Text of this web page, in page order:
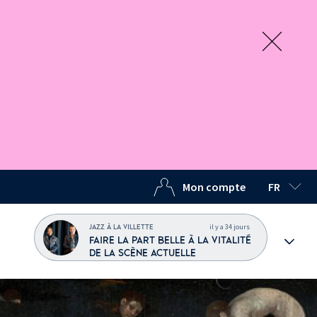
Mon compte FR
LANGUE
JAZZ À LA VILLETTE il y a 34 jours
FAIRE LA PART BELLE À LA VITALITÉ
DE LA SCÈNE ACTUELLE